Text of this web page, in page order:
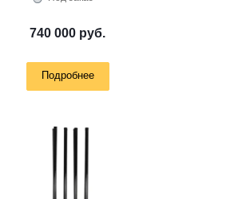
740 000 руб.
Подробнее